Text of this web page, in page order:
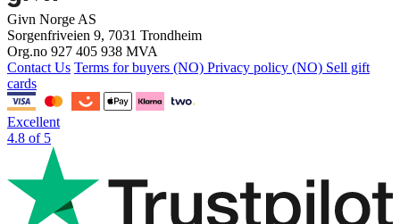
Givn Norge AS
Sorgenfriveien 9, 7031 Trondheim
Org.no 927 405 938 MVA
Contact Us Terms for buyers (NO) Privacy policy (NO) Sell gift
cards
Excellent
4.8 of 5